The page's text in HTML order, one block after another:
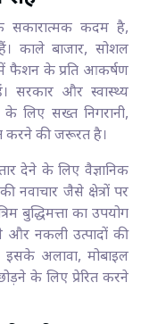
सकारात्मक कदम है,
काले बाजार, सोशल
फैशन के प्रति आकर्षण
सरकार और स्वास्थ्य
के लिए सख्त निगरानी,
करने की जरूरत है।
देने के लिए वैज्ञानिक
नवाचार जैसे क्षेत्रों पर
बुद्धिमत्ता का उपयोग
और नकली उत्पादों की
अलावा, मोबाइल
के लिए प्रेरित करने